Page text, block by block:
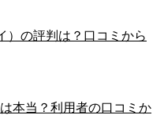
）の評判は？口コミから
本当？利用者の口コミか